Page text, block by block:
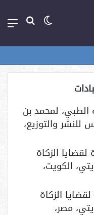
بحث الوضع
الطبي، لمحمد بن
للنشر والتوزيع،
الزكاة
الكويت،
الزكاة
مصر،